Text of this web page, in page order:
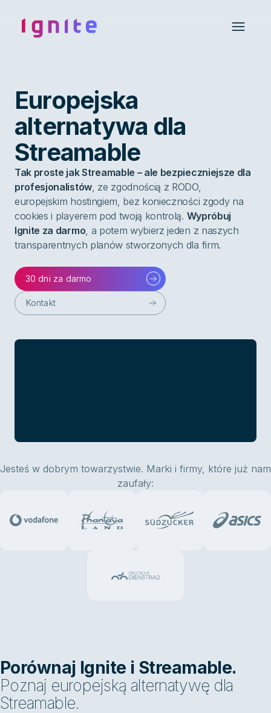
Ignite • Video Experience Cloud
Open
Europejska
alternatywa dla
Streamable
Tak proste jak Streamable – ale bezpieczniejsze dla
profesjonalistów, ze zgodnością z RODO,
europejskim hostingiem, bez konieczności zgody na
cookies i playerem pod twoją kontrolą. Wypróbuj
Ignite za darmo, a potem wybierz jeden z naszych
transparentnych planów stworzonych dla firm.
30 dni za darmo
Kontakt
Jesteś w dobrym towarzystwie. Marki i firmy, które już nam
zaufały:
Porównaj Ignite i Streamable.
Poznaj europejską alternatywę dla
Streamable.